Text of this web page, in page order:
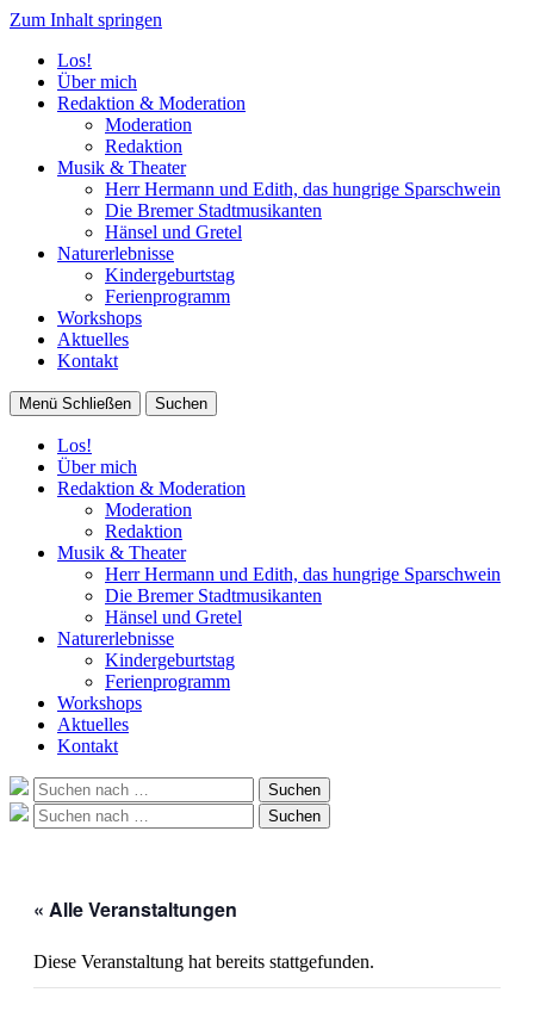
Zum Inhalt springen
Los!
Über mich
Redaktion & Moderation
Moderation
Redaktion
Musik & Theater
Herr Hermann und Edith, das hungrige Sparschwein
Die Bremer Stadtmusikanten
Hänsel und Gretel
Naturerlebnisse
Kindergeburtstag
Ferienprogramm
Workshops
Aktuelles
Kontakt
Menü Schließen Suchen
Los!
Über mich
Redaktion & Moderation
Moderation
Redaktion
Musik & Theater
Herr Hermann und Edith, das hungrige Sparschwein
Die Bremer Stadtmusikanten
Hänsel und Gretel
Naturerlebnisse
Kindergeburtstag
Ferienprogramm
Workshops
Aktuelles
Kontakt
Suche
nach:
Suchen
Suche
nach:
Suchen
« Alle Veranstaltungen
Diese Veranstaltung hat bereits stattgefunden.